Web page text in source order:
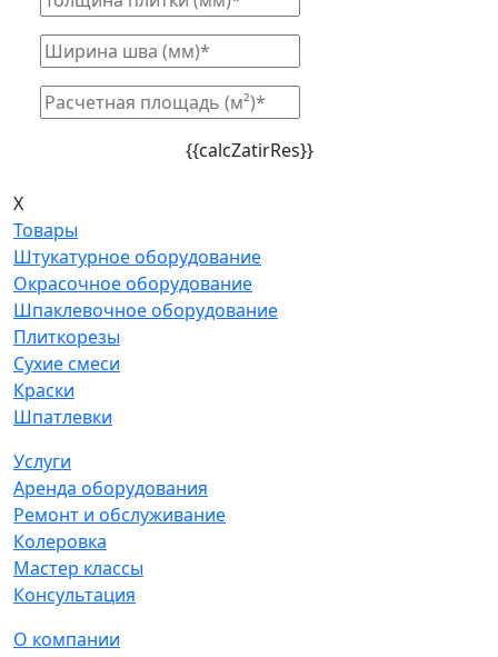
{{calcZatirRes}}
X
Товары
Штукатурное оборудование
Окрасочное оборудование
Шпаклевочное оборудование
Плиткорезы
Сухие смеси
Краски
Шпатлевки
Услуги
Аренда оборудования
Ремонт и обслуживание
Колеровка
Мастер классы
Консультация
О компании